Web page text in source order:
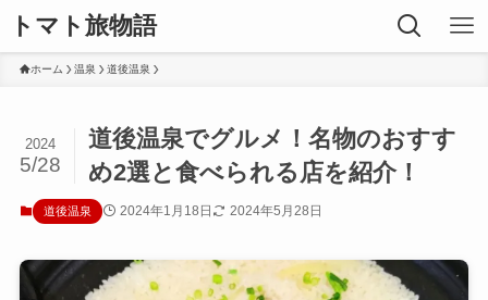
トマト旅物語
ホーム 温泉 道後温泉
道後温泉でグルメ！名物のおすす
め2選と食べられる店を紹介！
2024
5/28
道後温泉 2024年1月18日 2024年5月28日